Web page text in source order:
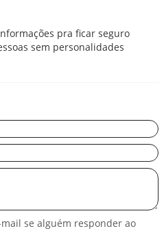
pra ficar seguro
sem personalidades
se alguém responder ao